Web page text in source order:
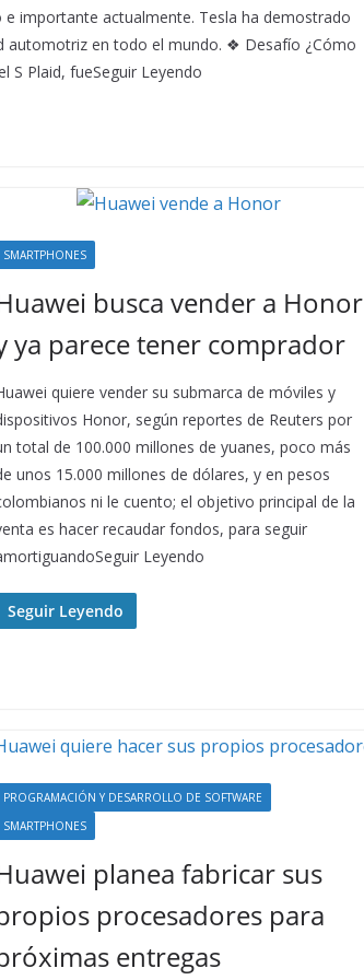
importante actualmente. Tesla ha demostrado
automotriz en todo el mundo. ❖ Desafío ¿Cómo
S Plaid, fueSeguir Leyendo
SMARTPHONES
busca vender a Honor
ya parece tener comprador
quiere vender su submarca de móviles y
Honor, según reportes de Reuters por
total de 100.000 millones de yuanes, poco más
unos 15.000 millones de dólares, y en pesos
ni le cuento; el objetivo principal de la
es hacer recaudar fondos, para seguir
Leyendo
Seguir Leyendo
PROGRAMACIÓN Y DESARROLLO DE SOFTWARE
SMARTPHONES
planea fabricar sus
procesadores para
entregas